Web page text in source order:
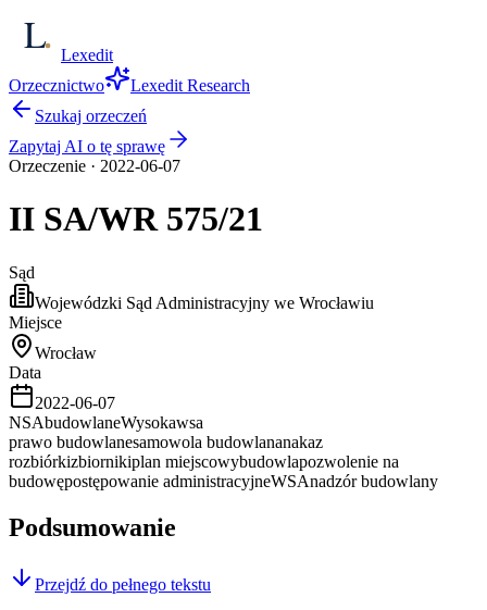
Lexedit
Orzecznictwo
Lexedit Research
Szukaj orzeczeń
Zapytaj AI o tę sprawę
Orzeczenie · 2022-06-07
II SA/WR 575/21
Sąd
Wojewódzki Sąd Administracyjny we Wrocławiu
Miejsce
Wrocław
Data
2022-06-07
NSAbudowlaneWysokawsa
prawo budowlanesamowola budowlananakaz
rozbiórkizbiornikiplan miejscowybudowlapozwolenie na
budowępostępowanie administracyjneWSAnadzór budowlany
Podsumowanie
Przejdź do pełnego tekstu